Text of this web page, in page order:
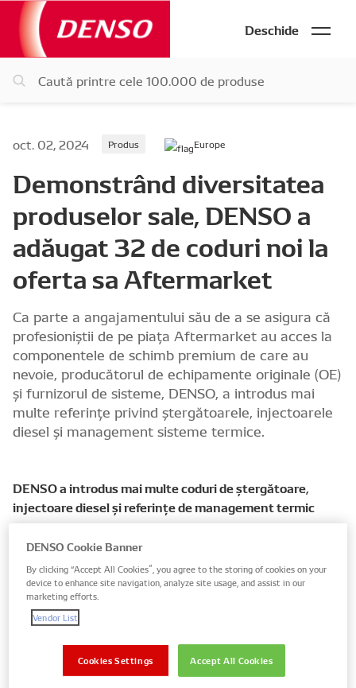
Deschide
oct. 02, 2024 Produs Europe
Demonstrând diversitatea
produselor sale, DENSO a
adăugat 32 de coduri noi la
oferta sa Aftermarket
Ca parte a angajamentului său de a se asigura că
profesioniștii de pe piața Aftermarket au acces la
componentele de schimb premium de care au
nevoie, producătorul de echipamente originale (OE)
și furnizorul de sisteme, DENSO, a introdus mai
multe referințe privind ștergătoarele, injectoarele
diesel și management sisteme termice.
DENSO a introdus mai multe coduri de ștergătoare,
injectoare diesel și referințe de management termic
Managementul termic se numără printre mai multe
specializări ale produselor DENSO, motiv pentru care
acesta este furnizorul preferat al multor producători de
vehicule la nivel global, aproximativ 40% din parcul de
vehicule bazându-se pe DENSO ca echipare OE.
Radiatoarele și condensatoarele de aer condiționat (AC)
reprezintă adăugirile termice, cu șapte și, respectiv, șase
DENSO Cookie Banner
By clicking “Accept All Cookies”, you agree to the storing of cookies on your
device to enhance site navigation, analyze site usage, and assist in our
marketing efforts.
Vendor List
Accept All Cookies
Cookies Settings